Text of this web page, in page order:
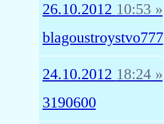
26.10.2012 10:53 »
blagoustroystvo777
24.10.2012 18:24 »
3190600